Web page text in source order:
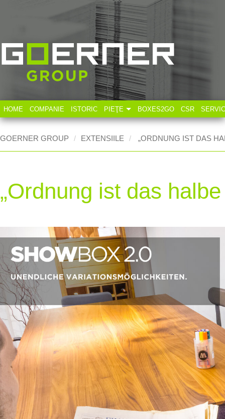
HOME COMPANIE ISTORIC PIEŢE
Industria alimentară
BOXES2GO CSR
GOERNER GROUP EXTENSIILE „ORDNUNG IST DAS
„Ordnung ist das halbe